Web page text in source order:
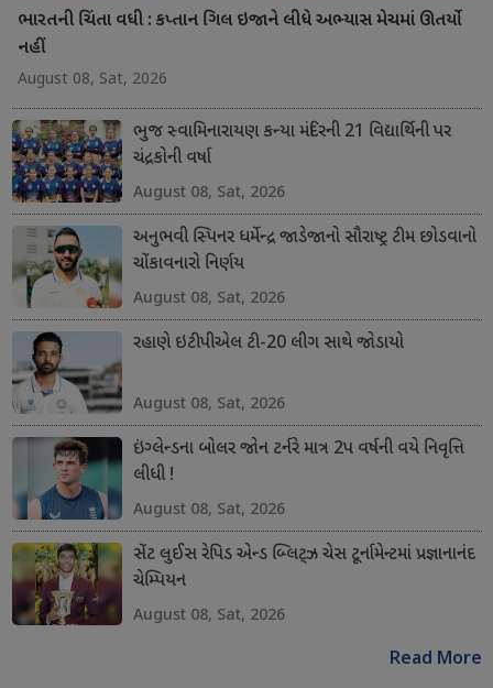
ભારતની ચિંતા વધી : કપ્તાન ગિલ ઇજાને લીધે અભ્યાસ મેચમાં ઊતર્યો
નહીં
August 08, Sat, 2026
ભુજ સ્વામિનારાયણ કન્યા મંદિરની 21 વિદ્યાર્થિની પર
ચંદ્રકોની વર્ષા
August 08, Sat, 2026
અનુભવી સ્પિનર ધર્મેન્દ્ર જાડેજાનો સૌરાષ્ટ્ર ટીમ છોડવાનો
ચોંકાવનારો નિર્ણય
August 08, Sat, 2026
રહાણે ઇટીપીએલ ટી-20 લીગ સાથે જોડાયો
August 08, Sat, 2026
ઇંગ્લેન્ડના બોલર જોન ટર્નરે માત્ર 2પ વર્ષની વયે નિવૃત્તિ
લીધી !
August 08, Sat, 2026
સેંટ લુઈસ રેપિડ એન્ડ બ્લિટ્ઝ ચેસ ટૂર્નામેન્ટમાં પ્રજ્ઞાનાનંદ
ચેમ્પિયન
August 08, Sat, 2026
Read More